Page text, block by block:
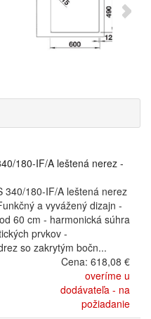
180-IF/A leštená nerez -
340/180-IF/A leštená nerez
a vyvážený dizajn -
60 cm - harmonická súhra
prvkov -
so zakrytým bočn...
Cena: 618,08 €
overíme u
dodávateľa - na
požiadanie